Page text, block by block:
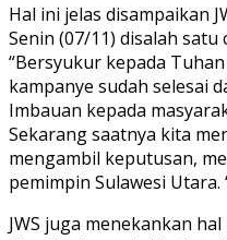
Hal ini jelas disampaikan
Senin (07/11) disalah satu
“Bersyukur kepada
kampanye sudah selesai
Imbauan kepada
Sekarang saatnya kita
mengambil keputusan,
pemimpin Sulawesi Utara.
JWS juga menekankan